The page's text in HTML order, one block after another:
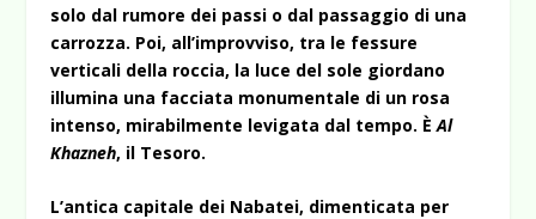
solo dal rumore dei passi o dal passaggio di una
carrozza. Poi, all’improvviso, tra le fessure
verticali della roccia, la luce del sole giordano
illumina una facciata monumentale di un rosa
intenso, mirabilmente levigata dal tempo. ÈAl
Khazneh, il Tesoro.
L’antica capitale dei Nabatei, dimenticata per